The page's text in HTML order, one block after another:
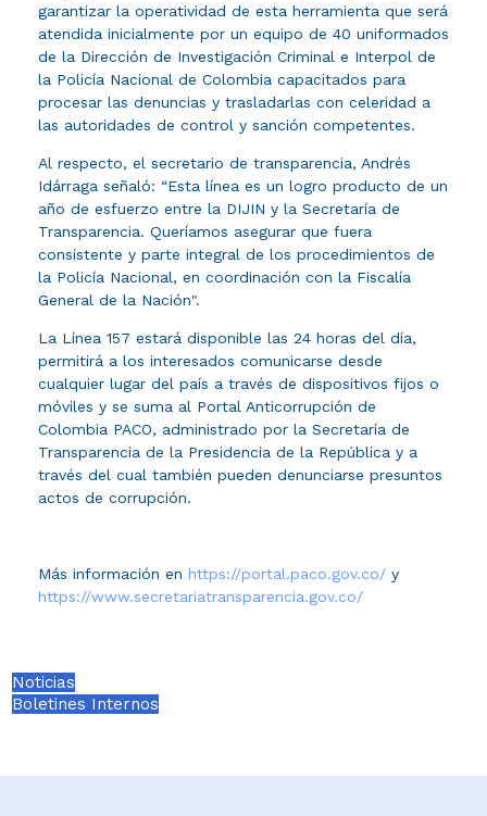
garantizar la operatividad de esta herramienta que será
atendida inicialmente por un equipo de 40 uniformados
de la Dirección de Investigación Criminal e Interpol de
la Policía Nacional de Colombia capacitados para
procesar las denuncias y trasladarlas con celeridad a
las autoridades de control y sanción competentes.
Al respecto, el secretario de transparencia, Andrés
Idárraga señaló: “Esta línea es un logro producto de un
año de esfuerzo entre la DIJIN y la Secretaría de
Transparencia. Queríamos asegurar que fuera
consistente y parte integral de los procedimientos de
la Policía Nacional, en coordinación con la Fiscalía
General de la Nación".
La Línea 157 estará disponible las 24 horas del día,
permitirá a los interesados comunicarse desde
cualquier lugar del país a través de dispositivos fijos o
móviles y se suma al Portal Anticorrupción de
Colombia PACO, administrado por la Secretaría de
Transparencia de la Presidencia de la República y a
través del cual también pueden denunciarse presuntos
actos de corrupción.
Más información en https://portal.paco.gov.co/ y
https://www.secretariatransparencia.gov.co/
Noticias
Boletines Internos